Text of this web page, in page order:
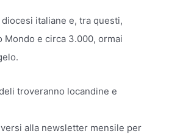
italiane e, tra questi,
e circa 3.000, ormai
troveranno locandine e
alla newsletter mensile per